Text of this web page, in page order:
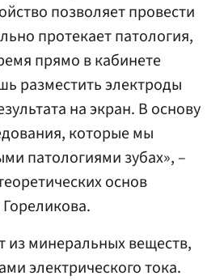
позволяет провести
протекает патология,
прямо в кабинете
разместить электроды
на экран. В основу
которые мы
патологиями зубах», –
основ
из минеральных веществ,
электрического тока.